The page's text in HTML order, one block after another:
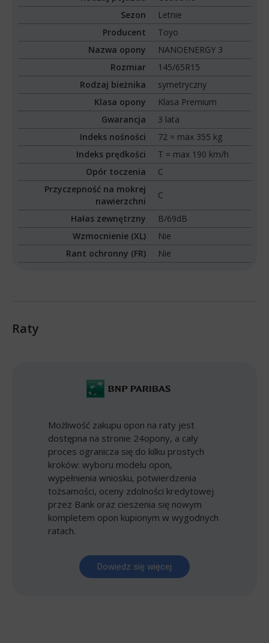
Sezon
Letnie
Producent
Toyo
Nazwa opony
NANOENERGY 3
Rozmiar
145/65R15
Rodzaj bieżnika
symetryczny
Klasa opony
Klasa Premium
Gwarancja
3 lata
Indeks nośności
72 = max 355 kg
Indeks prędkości
T = max 190 km/h
Opór toczenia
C
Przyczepność na mokrej
nawierzchni
C
Hałas zewnętrzny
B/69dB
Wzmocnienie (XL)
Nie
Rant ochronny (FR)
Nie
Raty
Możliwość zakupu opon na raty jest
dostępna na stronie 24opony, a cały
proces ogranicza się do kilku prostych
kroków: wyboru modelu opon,
wypełnienia wniosku, potwierdzenia
tożsamości, oceny zdolności kredytowej
przez Bank oraz cieszenia się nowym
kompletem opon kupionym w wygodnych
ratach.
Dowiedz się więcej